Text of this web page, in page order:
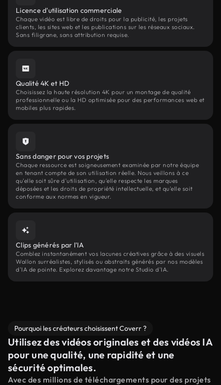
Licence d'utilisation commerciale
Chaque vidéo est libre de droits pour la publicité, les projets
clients, les sites web et les publications sur les réseaux sociaux.
Sans filigrane, sans attribution requise.
Qualité 4K et HD
Choisissez la haute résolution 4K pour un montage de qualité
professionnelle ou la HD optimisée pour des performances web et
mobiles plus rapides.
Sans danger pour vos projets
Chaque ressource est soigneusement examinée par notre équipe
en tenant compte de son utilisation réelle. Nous veillons à ce
qu'elle soit sûre d'utilisation, qu'elle respecte les marques
déposées et les droits de propriété intellectuelle, et qu'elle soit
conforme aux normes en vigueur.
Clips générés par l'IA
Comblez instantanément vos lacunes créatives grâce à des visuels
Wallon surréalistes, stylisés ou abstraits générés par nos modèles
d'IA de pointe. Explorez davantage notre Studio d'IA.
Pourquoi les créateurs choisissent Coverr ?
Utilisez des vidéos originales et des vidéos IA
pour une qualité, une rapidité et une
sécurité optimales.
Avec des millions de téléchargements pour des projets